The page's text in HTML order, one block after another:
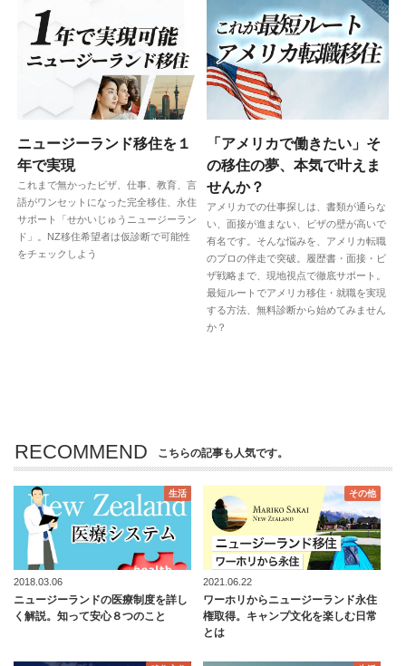
ニュージーランド移住を１
年で実現
これまで無かったビザ、仕事、教育、言
語がワンセットになった完全移住、永住
サポート「せかいじゅうニュージーラン
ド」。NZ移住希望者は仮診断で可能性
をチェックしよう
「アメリカで働きたい」そ
の移住の夢、本気で叶えま
せんか？
アメリカでの仕事探しは、書類が通らな
い、面接が進まない、ビザの壁が高いで
有名です。そんな悩みを、アメリカ転職
のプロの伴走で突破。履歴書・面接・ビ
ザ戦略まで、現地視点で徹底サポート。
最短ルートでアメリカ移住・就職を実現
する方法、無料診断から始めてみません
か？
RECOMMEND こちらの記事も人気です。
生活
2018.03.06
ニュージーランドの医療制度を詳し
く解説。知って安心８つのこと
その他
2021.06.22
ワーホリからニュージーランド永住
権取得。キャンプ文化を楽しむ日常
とは